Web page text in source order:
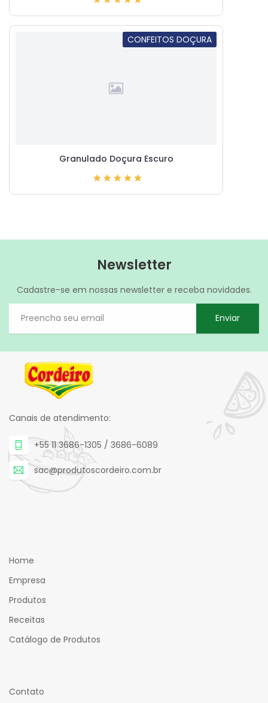
CONFEITOS DOÇURA
Granulado Doçura Escuro
Newsletter
Cadastre-se em nossas newsletter e receba novidades.
Enviar
Canais de atendimento:
+55 11 3686-1305 / 3686-6089
sac@produtoscordeiro.com.br
Home
Empresa
Produtos
Receitas
Catálogo de Produtos
Contato